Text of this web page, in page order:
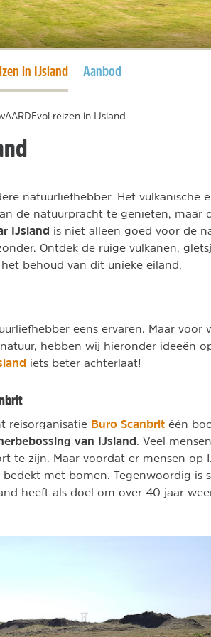
in IJsland Aanbod
reizen in IJsland
natuurliefhebber. Het vulkanische
de natuurpracht te genieten, maar
IJsland is niet alleen goed voor de
Ontdek de ruige vulkanen,
behoud van dit unieke eiland.
eens ervaren. Maar voor
hebben wij hieronder ideeën
iets beter achterlaat!
reisorganisatie Buro Scanbrit één
van IJsland. Veel
te zijn. Maar voordat er mensen op
met bomen. Tegenwoordig is
heeft als doel om over 40 jaar